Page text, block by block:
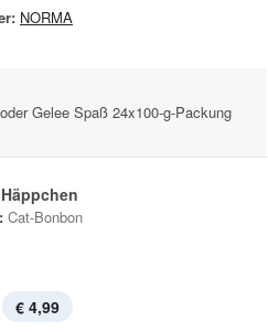
NORMA
Gelee Spaß 24x100-g-Packung
Cat-Bonbon
€ 4,99